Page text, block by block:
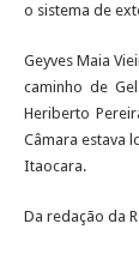
o sistema de
Geyves Maia
caminho de
Heriberto
Câmara estava
Itaocara.
Da redação da